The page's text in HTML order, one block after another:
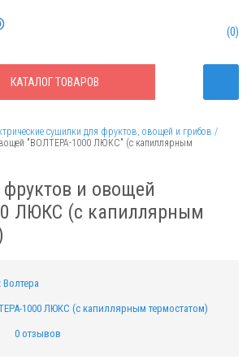
КАТАЛОГТОВАРОВ
0
сушилки для фруктов, овощей и грибов
"ВОЛТЕРА-1000 ЛЮКС" (с капиллярным
и овощей
ЛЮКС (с капиллярным
Волтера
1000 ЛЮКС (с капиллярным термостатом)
0 отзывов